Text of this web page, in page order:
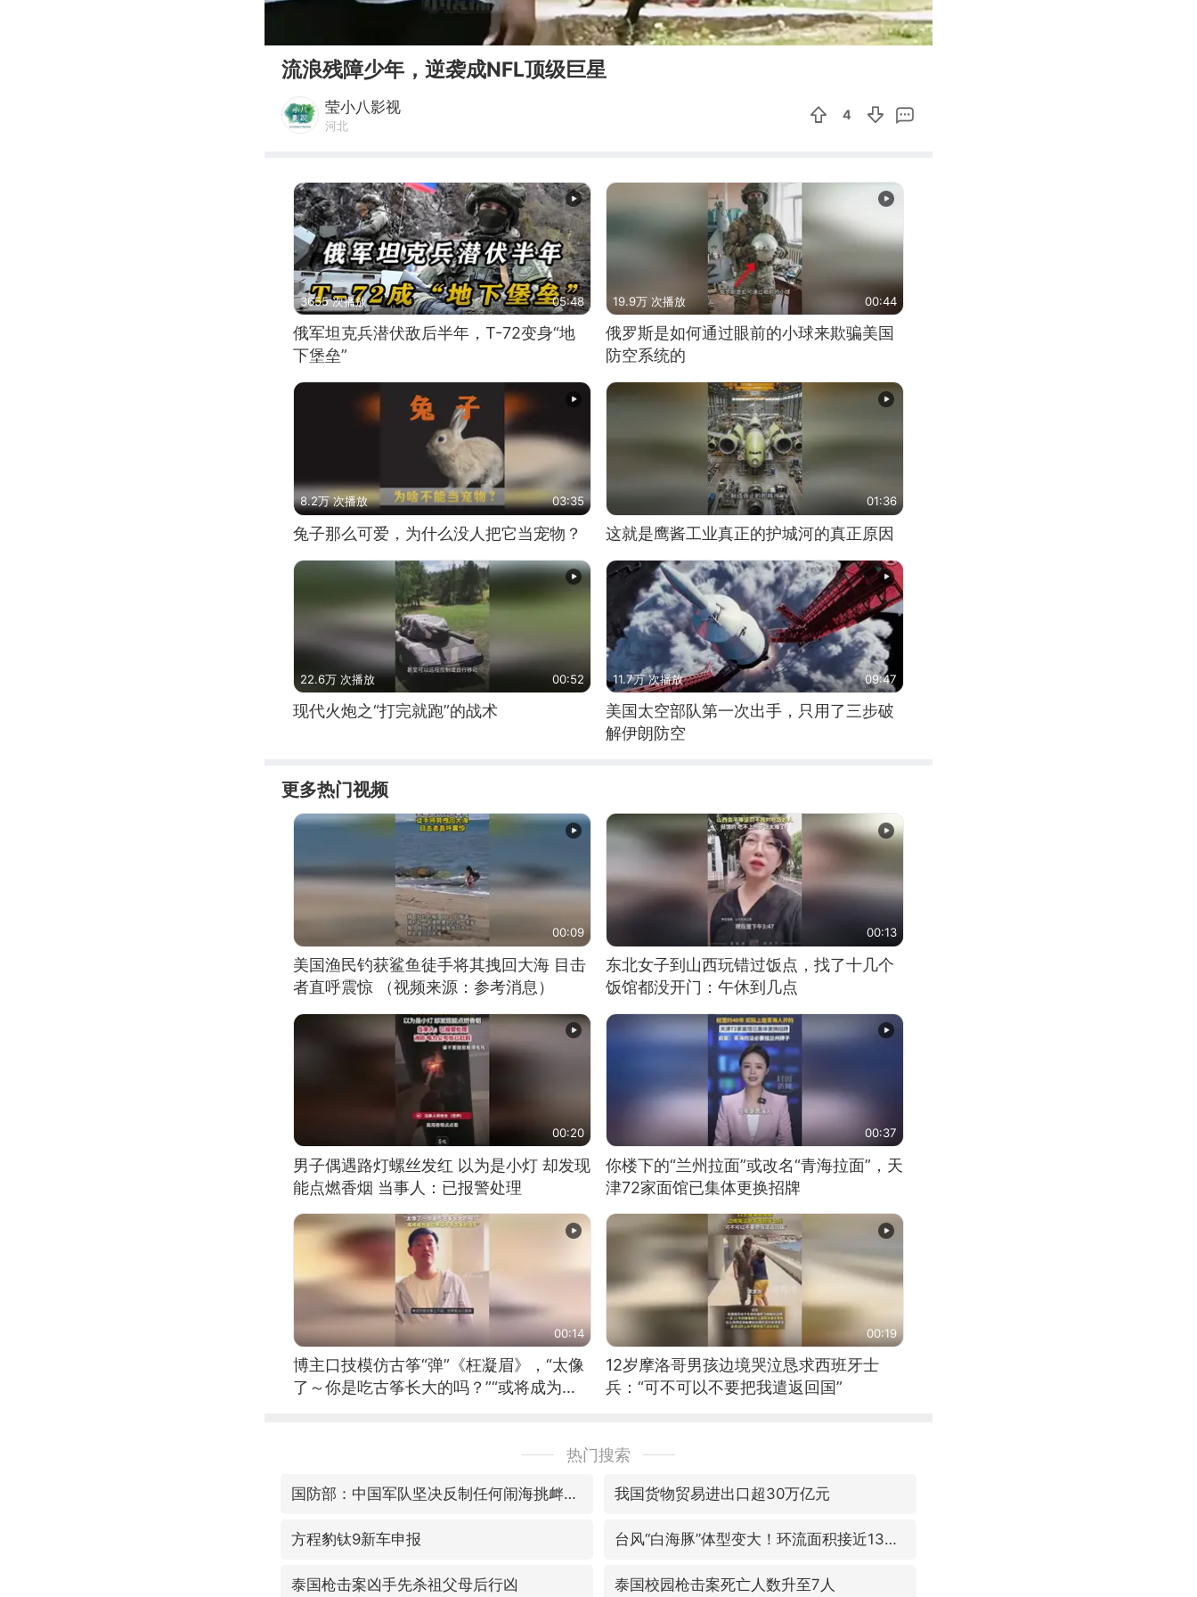
13:32
流浪残障少年，逆袭成NFL顶级巨星
莹小八影视
河北
4
3655 次播放 05:48
俄军坦克兵潜伏敌后半年，T-72变身“地
下堡垒”
19.9万 次播放 00:44
俄罗斯是如何通过眼前的小球来欺骗美国
防空系统的
8.2万 次播放 03:35
兔子那么可爱，为什么没人把它当宠物？
01:36
这就是鹰酱工业真正的护城河的真正原因
22.6万 次播放 00:52
现代火炮之“打完就跑”的战术
11.7万 次播放 09:47
美国太空部队第一次出手，只用了三步破
解伊朗防空
更多热门视频
00:09
美国渔民钓获鲨鱼徒手将其拽回大海 目击
者直呼震惊 （视频来源：参考消息）
00:13
东北女子到山西玩错过饭点，找了十几个
饭馆都没开门：午休到几点
00:20
男子偶遇路灯螺丝发红 以为是小灯 却发现
能点燃香烟 当事人：已报警处理
00:37
你楼下的“兰州拉面”或改名“青海拉面”，天
津72家面馆已集体更换招牌
00:14
博主口技模仿古筝“弹”《枉凝眉》，“太像
了～你是吃古筝长大的吗？”“或将成为首
00:19
12岁摩洛哥男孩边境哭泣恳求西班牙士
兵：“可不可以不要把我遣返回国”
热门搜索
国防部：中国军队坚决反制任何闹海挑衅图谋 我国货物贸易进出口超30万亿元
方程豹钛9新车申报 台风“白海豚”体型变大！环流面积接近13个浙江那么大
泰国枪击案凶手先杀祖父母后行凶 泰国校园枪击案死亡人数升至7人